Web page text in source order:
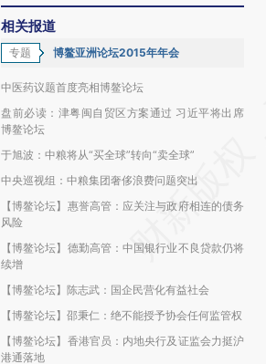
相关报道
专题 博鳌亚洲论坛2015年年会
中医药议题首度亮相博鳌论坛
盘前必读：津粤闽自贸区方案通过 习近平将出席
博鳌论坛
于旭波：中粮将从“买全球”转向“卖全球”
中央巡视组：中粮集团奢侈浪费问题突出
【博鳌论坛】惠誉高管：应关注与政府相连的债务
风险
【博鳌论坛】德勤高管：中国银行业不良贷款仍将
续增
【博鳌论坛】陈志武：国企民营化有益社会
【博鳌论坛】邵秉仁：绝不能授予协会任何监管权
【博鳌论坛】香港官员：内地央行及证监会力挺沪
港通落地